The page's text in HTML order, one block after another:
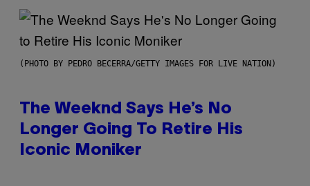
(PHOTO BY PEDRO BECERRA/GETTY IMAGES FOR LIVE NATION)
The Weeknd Says He’s No
Longer Going To Retire His
Iconic Moniker